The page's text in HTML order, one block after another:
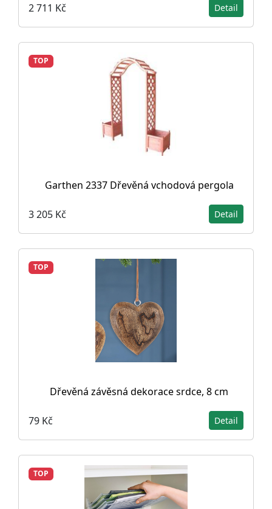
2 711 Kč Detail
TOP
Garthen 2337 Dřevěná vchodová pergola
3 205 Kč Detail
TOP
Dřevěná závěsná dekorace srdce, 8 cm
79 Kč Detail
TOP